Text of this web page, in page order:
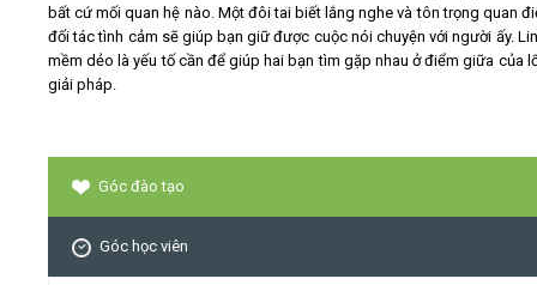
bất cứ mối quan hệ nào. Một đôi tai biết lắng nghe và tôn trọng quan
đối tác tình cảm sẽ giúp bạn giữ được cuộc nói chuyện với người ấy.
mềm dẻo là yếu tố cần để giúp hai bạn tìm gặp nhau ở điểm giữa của
giải pháp.
Góc đào tạo
Góc học viên